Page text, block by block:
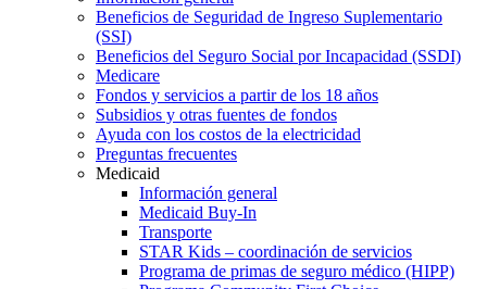
Beneficios de Seguridad de Ingreso Suplementario
(SSI)
Beneficios del Seguro Social por Incapacidad (SSDI)
Medicare
Fondos y servicios a partir de los 18 años
Subsidios y otras fuentes de fondos
Ayuda con los costos de la electricidad
Preguntas frecuentes
Medicaid
Información general
Medicaid Buy-In
Transporte
STAR Kids – coordinación de servicios
Programa de primas de seguro médico (HIPP)